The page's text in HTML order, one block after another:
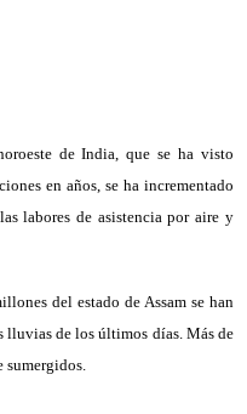
de India, que se ha visto
en años, se ha incrementado
labores de asistencia por aire y
del estado de Assam se han
lluvias de los últimos días. Más de